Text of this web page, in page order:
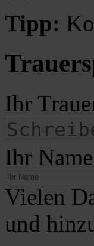
Tipp:
Ihr
Ihr
Vielen
und